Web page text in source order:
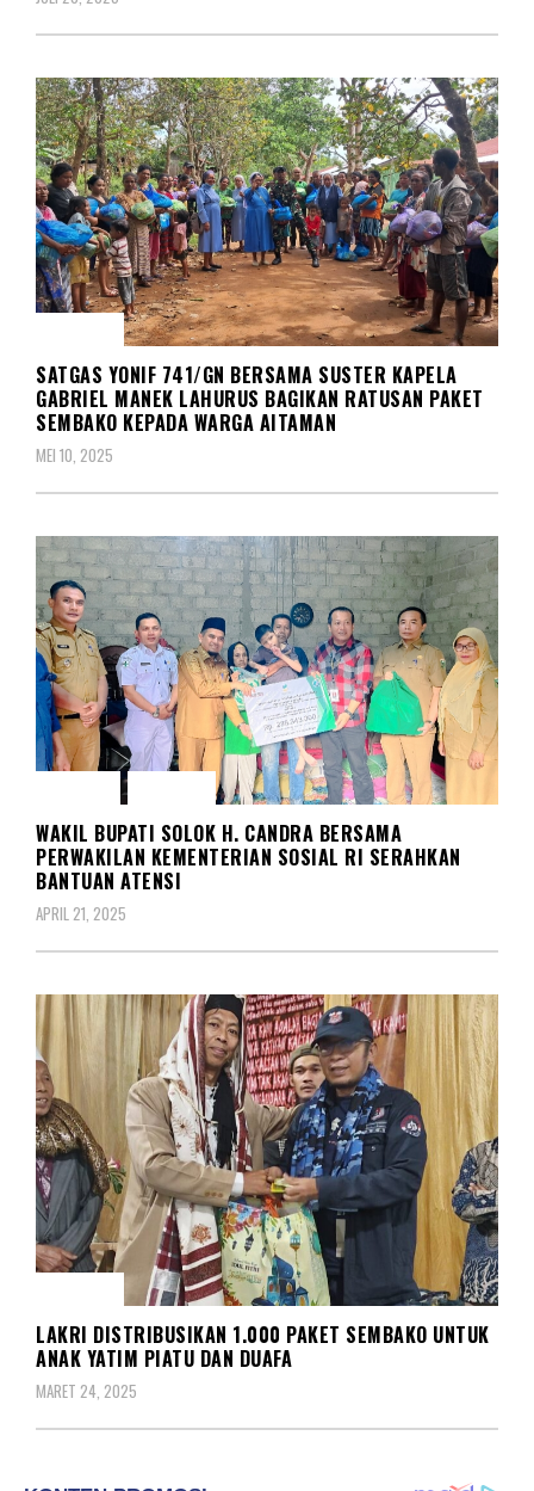
SATGAS YONIF 741/GN BERSAMA SUSTER KAPELA
GABRIEL MANEK LAHURUS BAGIKAN RATUSAN PAKET
SEMBAKO KEPADA WARGA AITAMAN
MEI 10, 2025
WAKIL BUPATI SOLOK H. CANDRA BERSAMA
PERWAKILAN KEMENTERIAN SOSIAL RI SERAHKAN
BANTUAN ATENSI
APRIL 21, 2025
LAKRI DISTRIBUSIKAN 1.000 PAKET SEMBAKO UNTUK
ANAK YATIM PIATU DAN DUAFA
MARET 24, 2025